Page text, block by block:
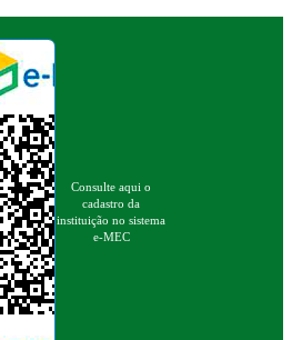
Consulte aqui o
cadastro da
instituição no sistema
e-MEC